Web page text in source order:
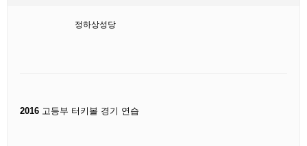
정하상성당
2016 고등부 터키볼 경기 연습